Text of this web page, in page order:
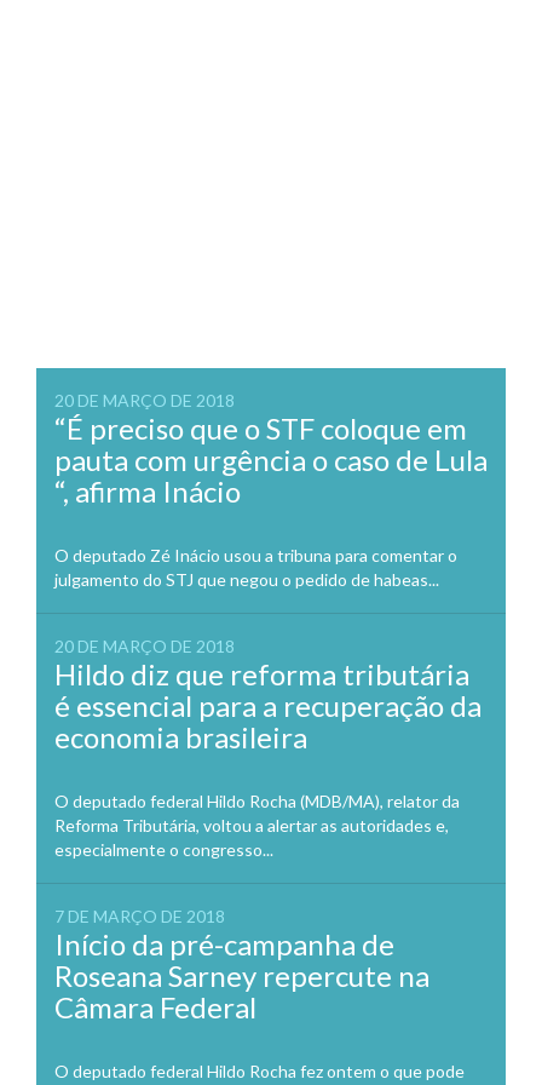
20 DE MARÇO DE 2018
“É preciso que o STF coloque em
pauta com urgência o caso de Lula
“, afirma Inácio
O deputado Zé Inácio usou a tribuna para comentar o
julgamento do STJ que negou o pedido de habeas...
20 DE MARÇO DE 2018
Hildo diz que reforma tributária
é essencial para a recuperação da
economia brasileira
O deputado federal Hildo Rocha (MDB/MA), relator da
Reforma Tributária, voltou a alertar as autoridades e,
especialmente o congresso...
7 DE MARÇO DE 2018
Início da pré-campanha de
Roseana Sarney repercute na
Câmara Federal
O deputado federal Hildo Rocha fez ontem o que pode